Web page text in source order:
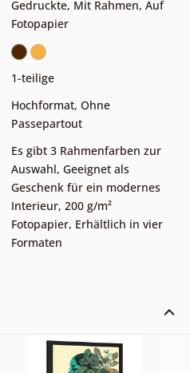
Gedruckte, Mit Rahmen, Auf
Fotopapier
1-teilige
Hochformat, Ohne
Passepartout
Es gibt 3 Rahmenfarben zur
Auswahl, Geeignet als
Geschenk für ein modernes
Interieur, 200 g/m²
Fotopapier, Erhältlich in vier
Formaten